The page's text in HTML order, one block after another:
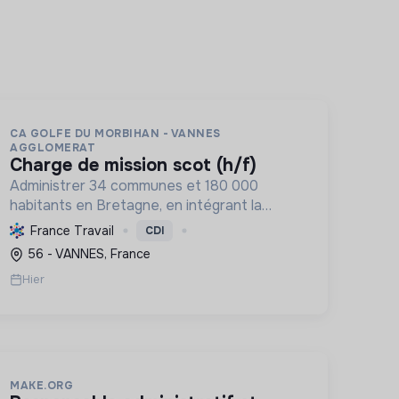
CA GOLFE DU MORBIHAN - VANNES
AGGLOMERAT
charge de mission scot (h/f)
Administrer 34 communes et 180 000
habitants en Bretagne, en intégrant la
transition écologique et sociale par une
planification résiliente, des achats durables
et le soutien à l'économie verte.
France Travail CDI
56 - VANNES, France
Hier
MAKE.ORG